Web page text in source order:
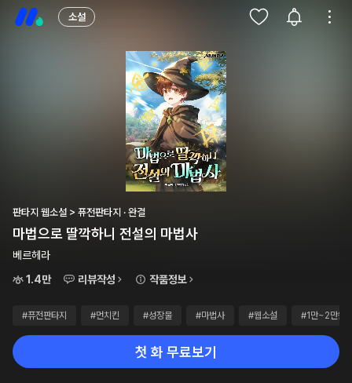
소설
판타지 웹소설 > 퓨전판타지 · 완결
마법으로 딸깍하니 전설의 마법사
베르헤라
1.4만
리뷰작성 작품정보
#퓨전판타지 #먼치킨 #성장물 #마법사 #웹소설 #1만~2만원
첫 화 무료보기